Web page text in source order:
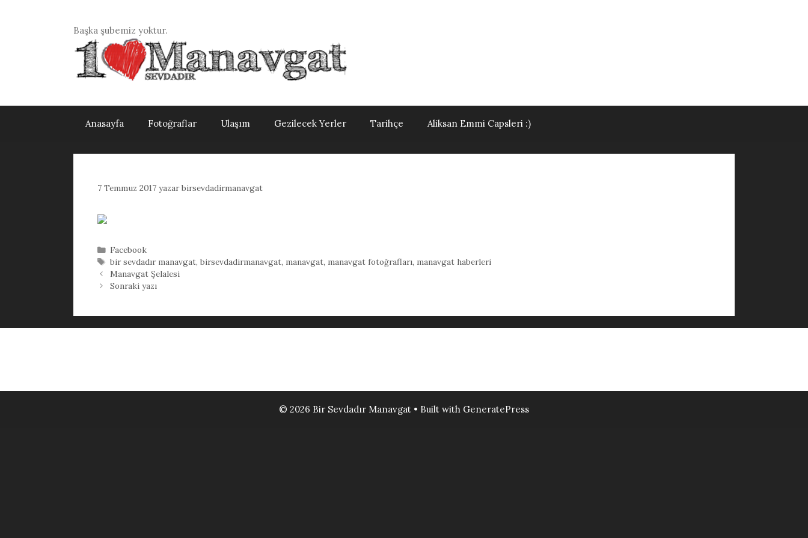
Başka şubemiz yoktur.
Anasayfa Fotoğraflar Ulaşım Gezilecek Yerler Tarihçe Aliksan Emmi Capsleri :)
7 Temmuz 2017 yazarbirsevdadirmanavgat
Kategoriler
Facebook
Etiketler
bir sevdadır manavgat,birsevdadirmanavgat, manavgat, manavgat fotoğrafları, manavgat haberleri
Manavgat Şelalesi
Sonraki yazı
© 2026 Bir Sevdadır Manavgat • Built with GeneratePress